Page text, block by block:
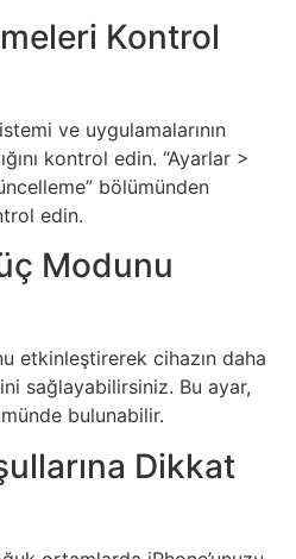
Kontrol
ve uygulamalarının
kontrol edin. “Ayarlar >
bölümünden
edin.
Modunu
etkinleştirerek cihazın daha
sağlayabilirsiniz. Bu ayar,
bulunabilir.
Dikkat